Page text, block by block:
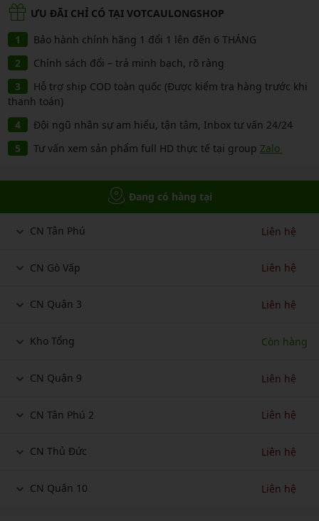
ƯU ĐÃI CHỈ CÓ TẠI VOTCAULONGSHOP
Bảo hành chính hãng 1 đổi 1 lên đến 6 THÁNG
Chính sách đổi – trả minh bạch, rõ ràng
Hỗ trợ ship COD toàn quốc (Được kiểm tra hàng trước khi
thanh toán)
Đội ngũ nhân sự am hiểu, tận tâm, Inbox tư vấn 24/24
Tư vấn xem sản phẩm full HD thực tế tại group Zalo
Đang có hàng tại
CN Tân Phú Liên hệ
CN Gò Vấp Liên hệ
CN Quận 3 Liên hệ
Kho Tổng Còn hàng
CN Quận 9 Liên hệ
CN Tân Phú 2 Liên hệ
CN Thủ Đức Liên hệ
CN Quận 10 Liên hệ